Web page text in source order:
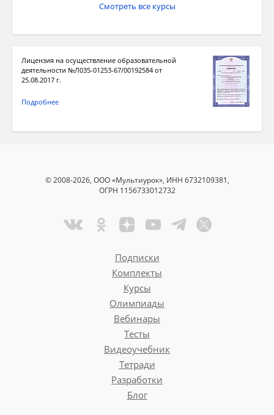
Смотреть все курсы
Лицензия на осуществление образовательной
деятельности №Л035-01253-67/00192584 от
25.08.2017 г.
Подробнее
© 2008-2026, ООО «Мультиурок», ИНН 6732109381,
ОГРН 1156733012732
Подписки
Комплекты
Курсы
Олимпиады
Вебинары
Тесты
Видеоучебник
Тетради
Разработки
Блог